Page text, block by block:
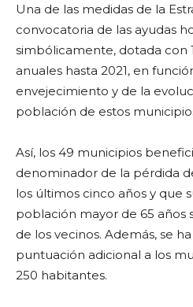
Una de las medidas de la
convocatoria de las ayudas
simbólicamente, dotada con
anuales hasta 2021, en
envejecimiento y de la
población de estos
Así, los 49 municipios
denominador de la pérdida
los últimos cinco años y que
población mayor de 65 años
de los vecinos. Además, se
puntuación adicional a los
250 habitantes.